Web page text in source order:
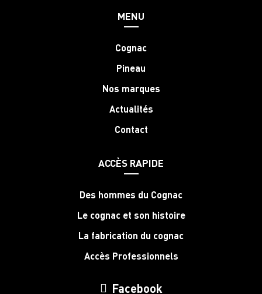
MENU
Cognac
Pineau
Nos marques
Actualités
Contact
ACCÈS RAPIDE
Des hommes du Cognac
Le cognac et son histoire
La fabrication du cognac
Accès Professionnels
Facebook